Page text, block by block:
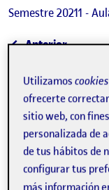
Semestre 20211 -
Anterior: La
Publicado por
PEC
Publicado por
Mónica
Visibilidad:
Pública -Fecha
6 Oct
Hola a todas y todos,
Utilizamoscookies
ofrecerte
sitio web, con
personalizada de
de tus hábitos de
configurar tus